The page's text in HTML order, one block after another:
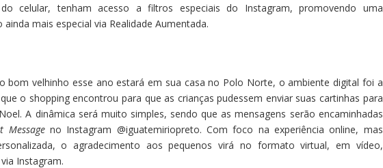
celular, tenham acesso a filtros especiais do Instagram, promovendo uma
ainda mais especial via Realidade Aumentada.
bom velhinho esse ano estará em sua casa no Polo Norte, o ambiente digital foi a
o shopping encontrou para que as crianças pudessem enviar suas cartinhas para
A dinâmica será muito simples, sendo que as mensagens serão encaminhadas
Messageno Instagram @iguatemiriopreto. Com foco na experiência online, mas
o agradecimento aos pequenos virá no formato virtual, em vídeo,
Instagram.